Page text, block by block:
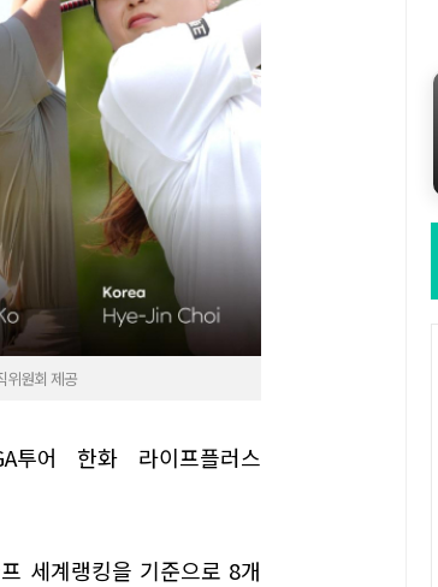
위원회 제공
투어 한화 라이프플러스
세계랭킹을 기준으로 8개